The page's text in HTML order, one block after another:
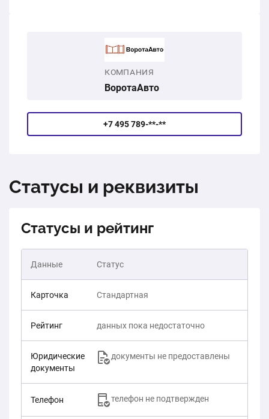
КОМПАНИЯ
ВоротаАвто
+7 495 789-**-**
Статусы и реквизиты
Статусы и рейтинг
Данные Статус
Карточка Стандартная
Рейтинг данных пока недостаточно
Юридические
документы
документы не предоставлены
Телефон телефон не подтвержден